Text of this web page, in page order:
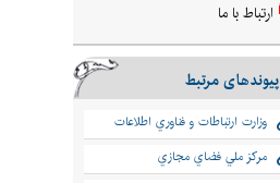
ارتباط با ما
پیوندهای مرتبط
وزارت ارتباطات و فناوري اطلاعات
مركز ملي فضاي مجازي